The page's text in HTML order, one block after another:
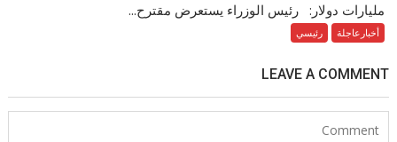
مليارات دولار: رئيس الوزراء يستعرض مقترح...
أخبارعاجلة رئيسي
LEAVE A COMMENT